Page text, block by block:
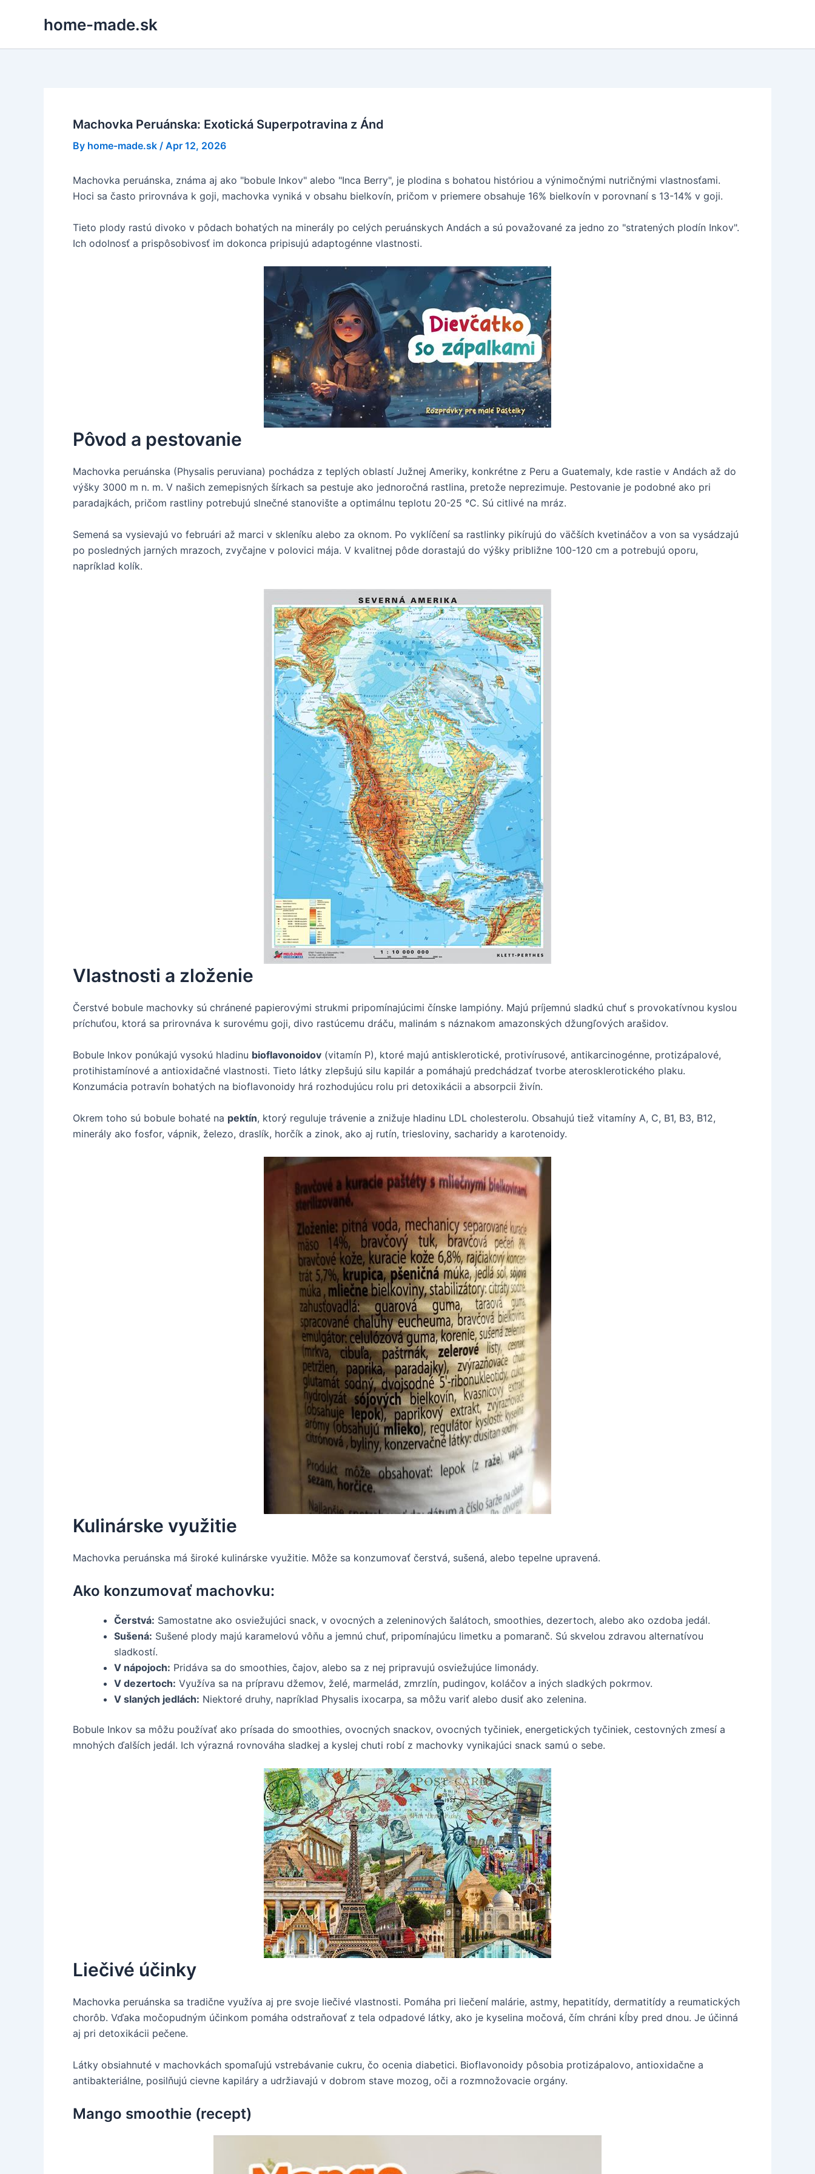
home-made.sk
Machovka Peruánska: Exotická Superpotravina z Ánd
By home-made.sk / Apr 12, 2026
Machovka peruánska, známa aj ako "bobule Inkov" alebo "Inca Berry", je plodina s bohatou históriou a výnimočnými nutričnými vlastnosťami.
Hoci sa často prirovnáva k goji, machovka vyniká v obsahu bielkovín, pričom v priemere obsahuje 16% bielkovín v porovnaní s 13-14% v goji.
Tieto plody rastú divoko v pôdach bohatých na minerály po celých peruánskych Andách a sú považované za jedno zo "stratených plodín Inkov".
Ich odolnosť a prispôsobivosť im dokonca pripisujú adaptogénne vlastnosti.
Pôvod a pestovanie
Machovka peruánska (Physalis peruviana) pochádza z teplých oblastí Južnej Ameriky, konkrétne z Peru a Guatemaly, kde rastie v Andách až do
výšky 3000 m n. m. V našich zemepisných šírkach sa pestuje ako jednoročná rastlina, pretože neprezimuje. Pestovanie je podobné ako pri
paradajkách, pričom rastliny potrebujú slnečné stanovište a optimálnu teplotu 20-25 °C. Sú citlivé na mráz.
Semená sa vysievajú vo februári až marci v skleníku alebo za oknom. Po vyklíčení sa rastlinky pikírujú do väčších kvetináčov a von sa vysádzajú
po posledných jarných mrazoch, zvyčajne v polovici mája. V kvalitnej pôde dorastajú do výšky približne 100-120 cm a potrebujú oporu,
napríklad kolík.
Vlastnosti a zloženie
Čerstvé bobule machovky sú chránené papierovými strukmi pripomínajúcimi čínske lampióny. Majú príjemnú sladkú chuť s provokatívnou kyslou
príchuťou, ktorá sa prirovnáva k surovému goji, divo rastúcemu dráču, malinám s náznakom amazonských džungľových arašidov.
Bobule Inkov ponúkajú vysokú hladinu bioflavonoidov (vitamín P), ktoré majú antisklerotické, protivírusové, antikarcinogénne, protizápalové,
protihistamínové a antioxidačné vlastnosti. Tieto látky zlepšujú silu kapilár a pomáhajú predchádzať tvorbe aterosklerotického plaku.
Konzumácia potravín bohatých na bioflavonoidy hrá rozhodujúcu rolu pri detoxikácii a absorpcii živín.
Okrem toho sú bobule bohaté na pektín, ktorý reguluje trávenie a znižuje hladinu LDL cholesterolu. Obsahujú tiež vitamíny A, C, B1, B3, B12,
minerály ako fosfor, vápnik, železo, draslík, horčík a zinok, ako aj rutín, triesloviny, sacharidy a karotenoidy.
Kulinárske využitie
Machovka peruánska má široké kulinárske využitie. Môže sa konzumovať čerstvá, sušená, alebo tepelne upravená.
Ako konzumovať machovku:
Čerstvá: Samostatne ako osviežujúci snack, v ovocných a zeleninových šalátoch, smoothies, dezertoch, alebo ako ozdoba jedál.
Sušená: Sušené plody majú karamelovú vôňu a jemnú chuť, pripomínajúcu limetku a pomaranč. Sú skvelou zdravou alternatívou
sladkostí.
V nápojoch: Pridáva sa do smoothies, čajov, alebo sa z nej pripravujú osviežujúce limonády.
V dezertoch: Využíva sa na prípravu džemov, želé, marmelád, zmrzlín, pudingov, koláčov a iných sladkých pokrmov.
V slaných jedlách: Niektoré druhy, napríklad Physalis ixocarpa, sa môžu variť alebo dusiť ako zelenina.
Bobule Inkov sa môžu používať ako prísada do smoothies, ovocných snackov, ovocných tyčiniek, energetických tyčiniek, cestovných zmesí a
mnohých ďalších jedál. Ich výrazná rovnováha sladkej a kyslej chuti robí z machovky vynikajúci snack samú o sebe.
Liečivé účinky
Machovka peruánska sa tradične využíva aj pre svoje liečivé vlastnosti. Pomáha pri liečení malárie, astmy, hepatitídy, dermatitídy a reumatických
chorôb. Vďaka močopudným účinkom pomáha odstraňovať z tela odpadové látky, ako je kyselina močová, čím chráni kĺby pred dnou. Je účinná
aj pri detoxikácii pečene.
Látky obsiahnuté v machovkách spomaľujú vstrebávanie cukru, čo ocenia diabetici. Bioflavonoidy pôsobia protizápalovo, antioxidačne a
antibakteriálne, posilňujú cievne kapiláry a udržiavajú v dobrom stave mozog, oči a rozmnožovacie orgány.
Mango smoothie (recept)